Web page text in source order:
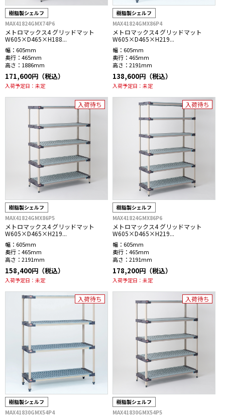
樹脂製シェルフ
MAX41824GMX74P6
メトロマックス4 グリッドマット
W605×D465×H188...
幅： 605mm
奥行： 465mm
高さ： 1886mm
171,600円（税込）
入荷予定日： 未定
樹脂製シェルフ
MAX41824GMX86P4
メトロマックス4 グリッドマット
W605×D465×H219...
幅： 605mm
奥行： 465mm
高さ： 2191mm
138,600円（税込）
入荷予定日： 未定
入荷待ち
樹脂製シェルフ
MAX41824GMX86P5
メトロマックス4 グリッドマット
W605×D465×H219...
幅： 605mm
奥行： 465mm
高さ： 2191mm
158,400円（税込）
入荷予定日： 未定
入荷待ち
樹脂製シェルフ
MAX41824GMX86P6
メトロマックス4 グリッドマット
W605×D465×H219...
幅： 605mm
奥行： 465mm
高さ： 2191mm
178,200円（税込）
入荷予定日： 未定
入荷待ち
樹脂製シェルフ
MAX41830GMX54P4
入荷待ち
樹脂製シェルフ
MAX41830GMX54P5